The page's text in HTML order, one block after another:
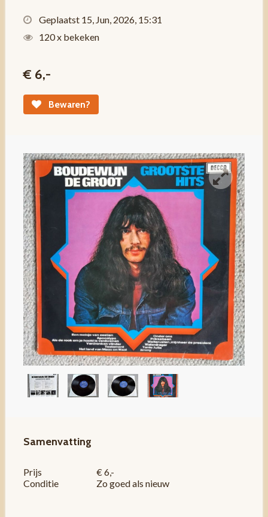
Geplaatst 15, Jun, 2026, 15:31
120 x bekeken
€ 6,-
Bewaren?
Samenvatting
Prijs
€ 6,-
Conditie
Zo goed als nieuw